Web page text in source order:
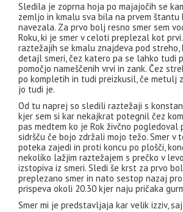
Sledila je zoprna hoja po majajočih se
zemljo in kmalu sva bila na prvem štantu
navezala. Za prvo bolj resno smer sem
Roku, ki je smer v celoti preplezal kot
raztežajih se kmalu znajdeva pod
detajl smeri, čez katero pa se lahko tudi
pomočjo nameščenih vrvi in zank. Čez
po kompletih in tudi preizkusil, če metulj
jo tudi je.
Od tu naprej so sledili raztežaji s
kjer sem si kar nekajkrat potegnil čez
pas medtem ko je Rok živčno pogledoval
sidršču če bojo zdržali mojo težo. Smer v
poteka zajedi in proti koncu po plošči,
nekoliko lažjim raztežajem s prečko v
izstopiva iz smeri. Sledi še krst za prvo
preplezano smer in nato sestop nazaj
prispeva okoli 20.30 kjer naju pričaka
Smer mi je predstavljaja kar velik izziv,